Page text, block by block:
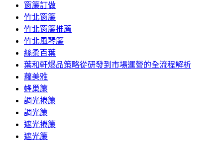
窗簾訂做
竹北窗簾
竹北窗簾推薦
竹北風琴簾
絲柔百葉
葉和軒爆品策略從研發到市場運營的全流程解析
蘿美雅
蜂巢簾
調光捲簾
調光簾
遮光捲簾
遮光簾